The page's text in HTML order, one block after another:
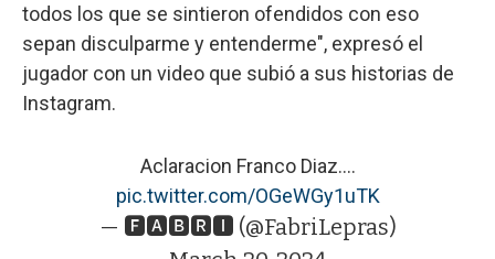
todos los que se sintieron ofendidos con eso
sepan disculparme y entenderme", expresó el
jugador con un video que subió a sus historias de
Instagram.
Aclaracion Franco Diaz....
pic.twitter.com/OGeWGy1uTK
— 🅵🅰🅱🆁🅸 (@FabriLepras)